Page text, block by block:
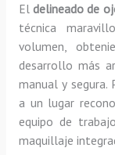
Eldelineado de
técnica
volumen,
desarrollo más
manual y segura.
a un lugar
equipo de
maquillaje